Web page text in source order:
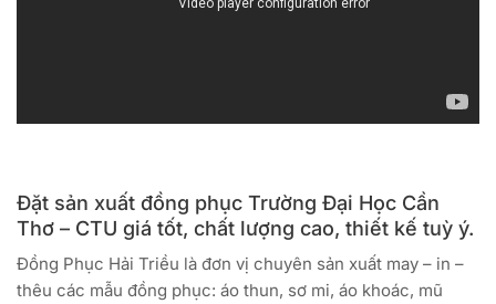
Đặt sản xuất đồng phục Trường Đại Học Cần
Thơ – CTU giá tốt, chất lượng cao, thiết kế tuỳ ý.
Đồng Phục Hải Triều là đơn vị chuyên sản xuất may – in –
thêu các mẫu đồng phục: áo thun, sơ mi, áo khoác, mũ